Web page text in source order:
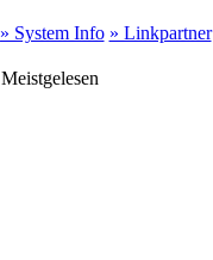
» System Info » Linkpartner
Meistgelesen